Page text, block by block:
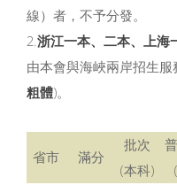
線）者，不予分發。
2.浙江一本、二本、上海
由本會與海峽兩岸招生
粗體)。
省市 滿分
批次
(本科)